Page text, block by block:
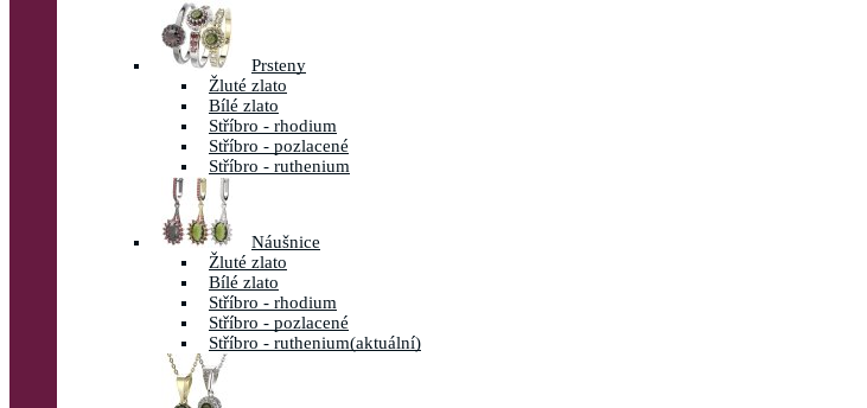
Prsteny
Žluté zlato
Bílé zlato
Stříbro - rhodium
Stříbro - pozlacené
Stříbro - ruthenium
Náušnice
Žluté zlato
Bílé zlato
Stříbro - rhodium
Stříbro - pozlacené
Stříbro - ruthenium(aktuální)